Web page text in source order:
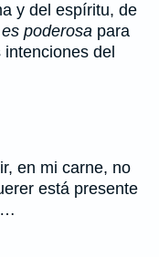
y del espíritu, de
es poderosa para
del
en mi carne, no
está presente